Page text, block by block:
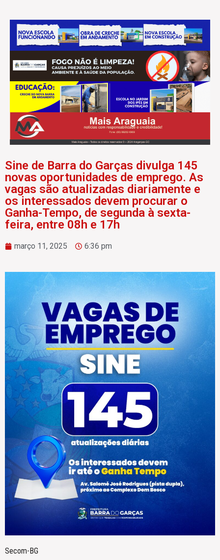
Sine de Barra do Garças divulga 145
novas oportunidades de emprego. As
vagas são atualizadas diariamente e
os interessados devem procurar o
Ganha-Tempo, de segunda à sexta-
feira, entre 08h e 17h
março 11, 2025 6:36 pm
Secom-BG